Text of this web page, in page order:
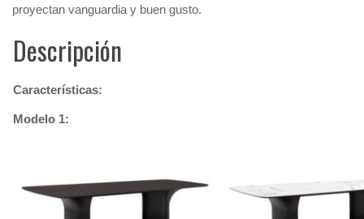
proyectan vanguardia y buen gusto.
Descripción
Características:
Modelo 1: